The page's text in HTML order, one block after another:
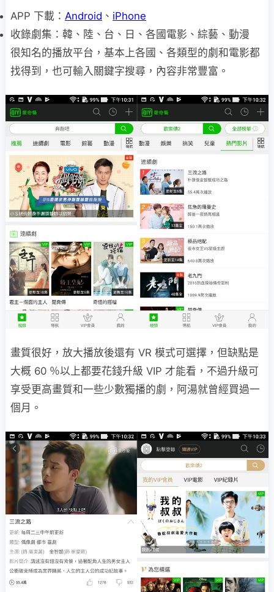
APP 下載： Android 、 iPhone
收錄劇集：韓、陸、台、日、各國電影、綜藝、動漫
很知名的播放平台，基本上各國、各類型的劇和電影都
找得到，也可輸入關鍵字搜尋，內容非常豐富。
畫質很好，放大播放後還有 VR 模式可選擇，但缺點是
大概 60 ％以上都要花錢升級 VIP 才能看，不過升級可
享受更高畫質和一些少數獨播的劇，阿湯就曾經買過一
個月。